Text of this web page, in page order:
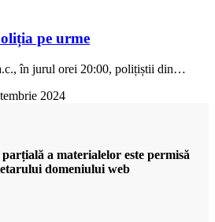
pe urme
în jurul orei 20:00, polițiștii din…
2024
a materialelor este permisă
domeniului web